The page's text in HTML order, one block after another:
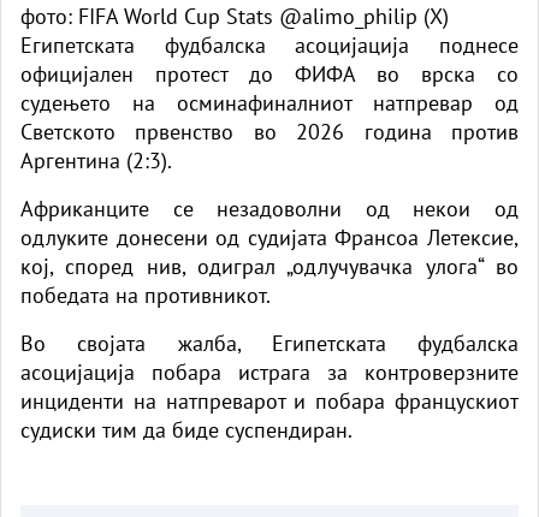
фото: FIFA World Cup Stats @alimo_philip (X)
Египетската фудбалска асоцијација поднесе
официјален протест до ФИФА во врска со
судењето на осминафиналниот натпревар од
Светското првенство во 2026 година против
Аргентина (2:3).
Африканците се незадоволни од некои од
одлуките донесени од судијата Франсоа Летексие,
кој, според нив, одиграл „одлучувачка улога“ во
победата на противникот.
Во својата жалба, Египетската фудбалска
асоцијација побара истрага за контроверзните
инциденти на натпреварот и побара францускиот
судиски тим да биде суспендиран.